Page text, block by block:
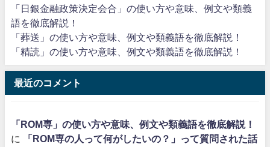
「日銀金融政策決定会合」の使い方や意味、例文や類義
語を徹底解説！
「葬送」の使い方や意味、例文や類義語を徹底解説！
「精読」の使い方や意味、例文や類義語を徹底解説！
最近のコメント
「ROM専」の使い方や意味、例文や類義語を徹底解説！
に
「ROM専の人って何がしたいの？」って質問された話